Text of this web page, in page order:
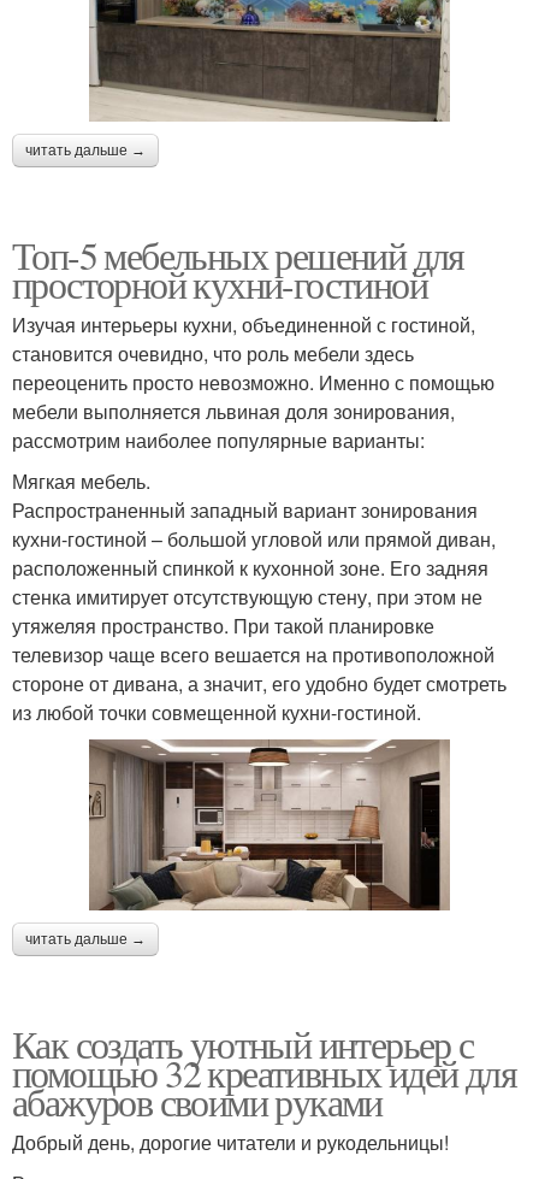
читать дальше →
Топ-5 мебельных решений для
просторной кухни-гостиной
Изучая интерьеры кухни, объединенной с гостиной,
становится очевидно, что роль мебели здесь
переоценить просто невозможно. Именно с помощью
мебели выполняется львиная доля зонирования,
рассмотрим наиболее популярные варианты:
Мягкая мебель.
Распространенный западный вариант зонирования
кухни-гостиной – большой угловой или прямой диван,
расположенный спинкой к кухонной зоне. Его задняя
стенка имитирует отсутствующую стену, при этом не
утяжеляя пространство. При такой планировке
телевизор чаще всего вешается на противоположной
стороне от дивана, а значит, его удобно будет смотреть
из любой точки совмещенной кухни-гостиной.
читать дальше →
Как создать уютный интерьер с
помощью 32 креативных идей для
абажуров своими руками
Добрый день, дорогие читатели и рукодельницы!